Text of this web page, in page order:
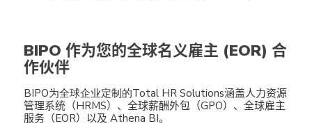
BIPO 作为您的全球名义雇主 (EOR) 合
作伙伴
BIPO为全球企业定制的Total HR Solutions涵盖人力资源
管理系统（HRMS）、全球薪酬外包（GPO）、全球雇主
服务（EOR）以及 Athena BI。